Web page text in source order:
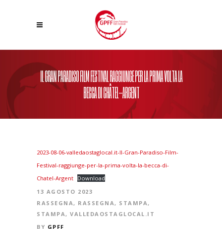
IL GRAN PARADISO FILM FESTIVAL RAGGIUNGE PER LA PRIMA VOLTA LA
BECCA DI CHÂTEL-ARGENT
2023-08-06-valledaostaglocal.it-Il-Gran-Paradiso-Film-
Festival-raggiunge-per-la-prima-volta-la-becca-di-
Chatel-Argent Download
13 AGOSTO 2023
RASSEGNA , RASSEGNA , STAMPA ,
STAMPA , VALLEDAOSTAGLOCAL.IT
BY GPFF